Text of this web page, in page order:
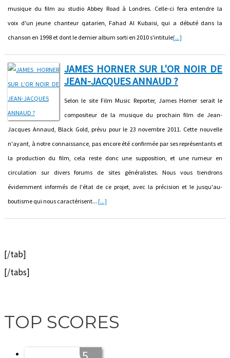
musique du film au studio Abbey Road à Londres. Celle-ci fera entendre la
voix d'un jeune chanteur qatarien, Fahad Al Kubaisi, qui a débuté dans la
chanson en 1998 et dont le dernier album sorti en 2010 s'intitule[...]
JAMES HORNER SUR L'OR NOIR DE
JEAN-JACQUES ANNAUD ?
Selon le site Film Music Reporter, James Horner serait le
compositeur de la musique du prochain film de Jean-
Jacques Annaud, Black Gold, prévu pour le 23 novembre 2011. Cette nouvelle
n'ayant, à notre connaissance, pas encore été confirmée par ses représentants et
la production du film, cela reste donc une supposition, et une rumeur en
circulation sur divers forums de sites généralistes. Nous vous tiendrons
évidemment informés de l'état de ce projet, avec la précision et le jusqu'au-
boutisme qui nous caractérisent... [...]
[/tab]
[/tabs]
TOP SCORES